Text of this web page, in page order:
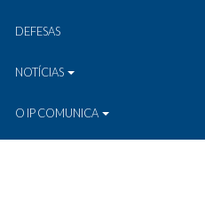
DEFESAS
NOTÍCIAS
O IP COMUNICA